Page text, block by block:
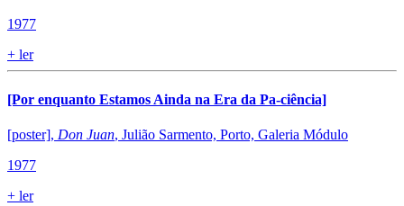
1977
+ ler
[Por enquanto Estamos Ainda na Era da Pa-ciência]
[poster], Don Juan, Julião Sarmento, Porto, Galeria Módulo
1977
+ ler